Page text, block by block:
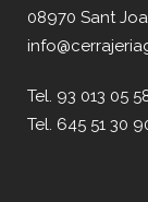
08970 Sant
Tel. 93 013 05
Tel. 645 51 30